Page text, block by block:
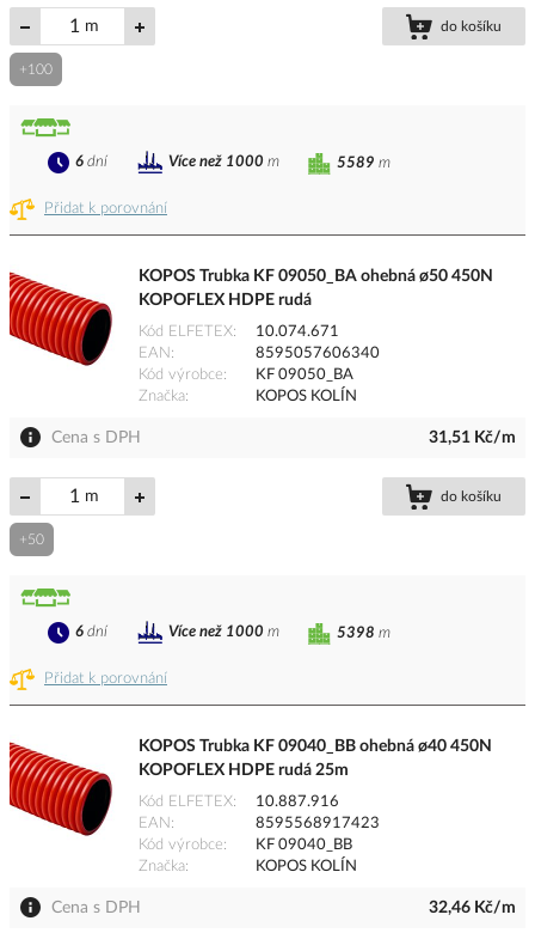
m do košíku
+100
Přidat k porovnání
5589 m
6 dní Více než 1000 m
KOPOS Trubka KF 09050_BA ohebná ø50 450N
KOPOFLEX HDPE rudá
Kód ELFETEX
10.074.671
EAN
8595057606340
Kód výrobce
KF 09050_BA
Značka
KOPOS KOLÍN
Cena s DPH 31,51 Kč/m
m do košíku
+50
Přidat k porovnání
5398 m
6 dní Více než 1000 m
KOPOS Trubka KF 09040_BB ohebná ø40 450N
KOPOFLEX HDPE rudá 25m
Kód ELFETEX
10.887.916
EAN
8595568917423
Kód výrobce
KF 09040_BB
Značka
KOPOS KOLÍN
Cena s DPH 32,46 Kč/m